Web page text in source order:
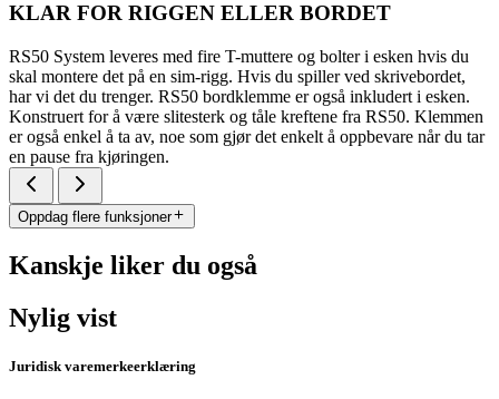
KLAR FOR RIGGEN ELLER BORDET
RS50 System leveres med fire T-muttere og bolter i esken hvis du
skal montere det på en sim-rigg. Hvis du spiller ved skrivebordet,
har vi det du trenger. RS50 bordklemme er også inkludert i esken.
Konstruert for å være slitesterk og tåle kreftene fra RS50. Klemmen
er også enkel å ta av, noe som gjør det enkelt å oppbevare når du tar
en pause fra kjøringen.
Oppdag flere funksjoner
Kanskje liker du også
Nylig vist
Juridisk varemerkeerklæring